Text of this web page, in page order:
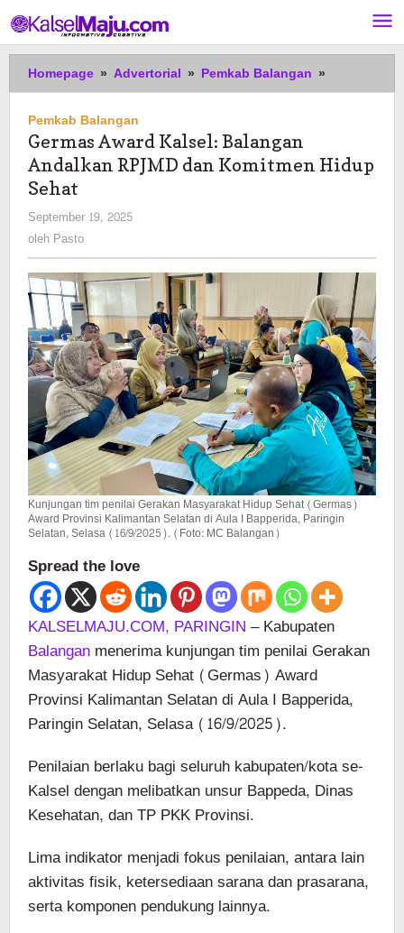
ke
konten
Homepage » Advertorial » Pemkab Balangan »
Award
RPJMD
Pemkab Balangan
Germas Award Kalsel: Balangan
Andalkan RPJMD dan Komitmen Hidup
Sehat
September 19, 2025
oleh Pasto
Kunjungan tim penilai Gerakan Masyarakat Hidup Sehat (Germas)
Award Provinsi Kalimantan Selatan di Aula I Bapperida, Paringin
Selatan, Selasa (16/9/2025). (Foto: MC Balangan)
Spread the love
KALSELMAJU.COM, PARINGIN– Kabupaten
Balanganmenerima kunjungan tim penilai Gerakan
Masyarakat Hidup Sehat (Germas) Award
Provinsi Kalimantan Selatan di Aula I Bapperida,
Paringin Selatan, Selasa (16/9/2025).
Penilaian berlaku bagi seluruh kabupaten/kota se-
Kalsel dengan melibatkan unsur Bappeda, Dinas
Kesehatan, dan TP PKK Provinsi.
Lima indikator menjadi fokus penilaian, antara lain
aktivitas fisik, ketersediaan sarana dan prasarana,
serta komponen pendukung lainnya.